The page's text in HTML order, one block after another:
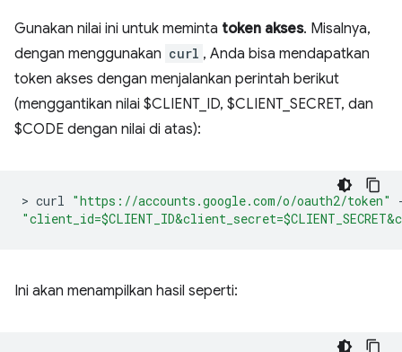
Gunakan nilai ini untuk meminta token akses. Misalnya,
dengan menggunakan curl , Anda bisa mendapatkan
token akses dengan menjalankan perintah berikut
(menggantikan nilai $CLIENT_ID, $CLIENT_SECRET, dan
$CODE dengan nilai di atas):
> curl "https://accounts.google.com/o/oauth2/token"
Ini akan menampilkan hasil seperti: